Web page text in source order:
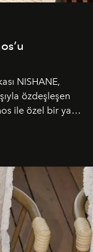
NISHANE,
özdeşleşen
ile özel bir yaz
varlığını
dönüştürüyor.